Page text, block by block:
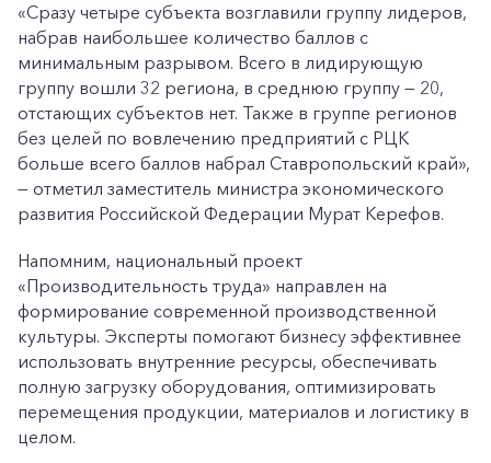
«Сразу четыре субъекта возглавили группу лидеров,
набрав наибольшее количество баллов с
минимальным разрывом. Всего в лидирующую
группу вошли 32 региона, в среднюю группу — 20,
отстающих субъектов нет. Также в группе регионов
без целей по вовлечению предприятий с РЦК
больше всего баллов набрал Ставропольский край»,
— отметил заместитель министра экономического
развития Российской Федерации Мурат Керефов.
Напомним, национальный проект
«Производительность труда» направлен на
формирование современной производственной
культуры. Эксперты помогают бизнесу эффективнее
использовать внутренние ресурсы, обеспечивать
полную загрузку оборудования, оптимизировать
перемещения продукции, материалов и логистику в
целом.